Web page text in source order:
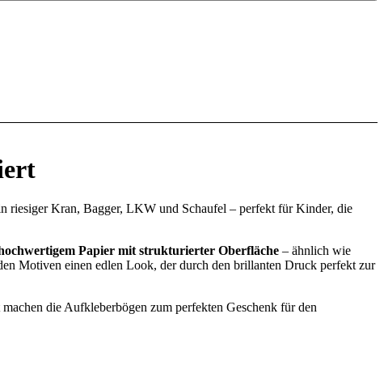
riesiger Kran, Bagger, LKW und Schaufel – perfekt für Kinder, die
Papier mit strukturierter Oberfläche – ähnlich wie
Motiven einen edlen Look, der durch den brillanten Druck perfekt zur
die Aufkleberbögen zum perfekten Geschenk für den